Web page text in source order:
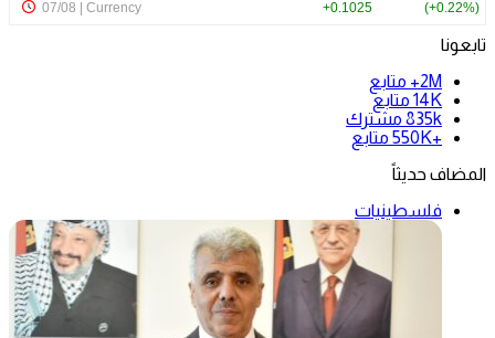
تابعونا
2M+
متابع
14K متابع
835k مشترك
+550K
متابع
المضاف حديثاً
فلسطينيات